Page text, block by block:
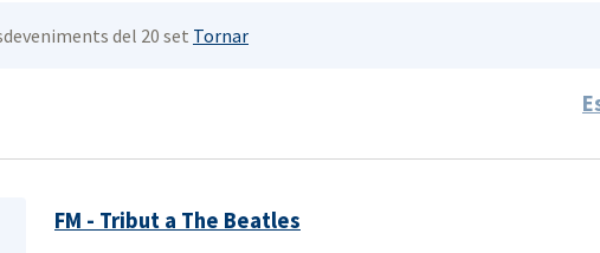
del 20 set Tornar
FM - Tribut a The Beatles